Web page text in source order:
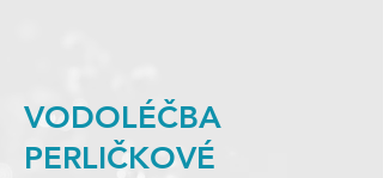
VODOLÉČBA
PERLIČKOVÉ